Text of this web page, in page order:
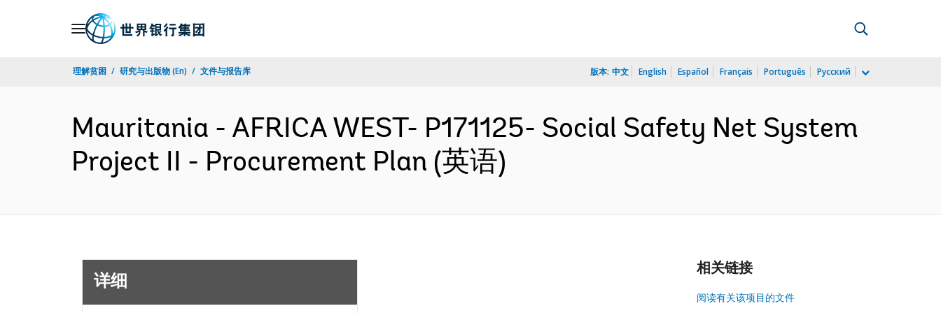
理解贫困 研究与出版物 (En) 文件与报告库 版本: 中文 English Español Français Português Русский
Mauritania - AFRICA WEST- P171125- Social Safety Net System
Project II - Procurement Plan (英语)
详细
相关链接
阅读有关该项目的文件